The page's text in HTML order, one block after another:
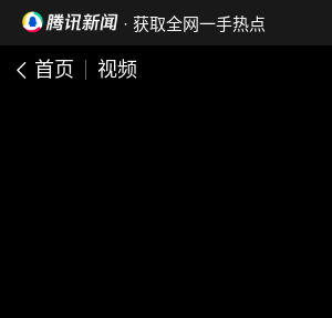
· 获取全网一手热点
首页 视频